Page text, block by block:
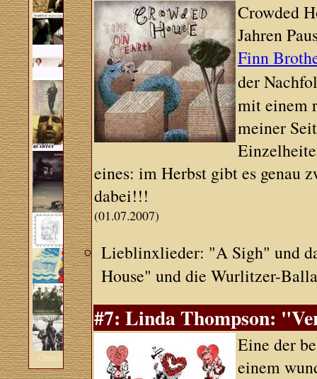
Oben
Crowded
Jahren
Finn
der
mit einem
meiner
eines: im Herbst gibt es genau
dabei!!!
(01.07.2007)
Lieblinxlieder: "A Sigh" und
House" und die Wurlitzer-
#7: Linda Thompson:
Eine der
einem